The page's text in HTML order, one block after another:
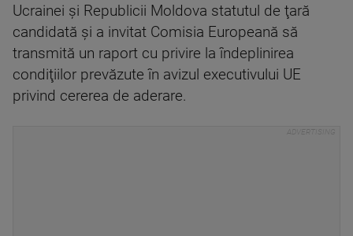
Ucrainei şi Republicii Moldova statutul de ţară
candidată şi a invitat Comisia Europeană să
transmită un raport cu privire la îndeplinirea
condiţiilor prevăzute în avizul executivului UE
privind cererea de aderare.